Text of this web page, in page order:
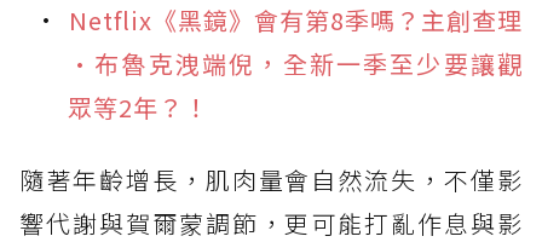
Netflix《黑鏡》會有第8季嗎？主創查理
·布魯克洩端倪，全新一季至少要讓觀
眾等2年？！
隨著年齡增長，肌肉量會自然流失，不僅影
響代謝與賀爾蒙調節，更可能打亂作息與影